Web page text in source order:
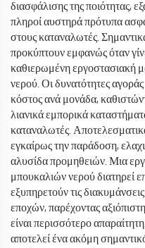
διασφάλισης της ποιότητας,
πληροί αυστηρά πρότυπα
στους καταναλωτές.
προκύπτουν εμφανώς όταν
καθιερωμένη εργοστασιακή
νερού. Οι δυνατότητες
κόστος ανά μονάδα,
λιανικά εμπορικά
καταναλωτές.
εγκαίρως την παράδοση,
αλυσίδα προμηθειών. Μια
μπουκαλιών νερού διατηρεί
εξυπηρετούν τις
εποχών, παρέχοντας
είναι περισσότερο
αποτελεί ένα ακόμη